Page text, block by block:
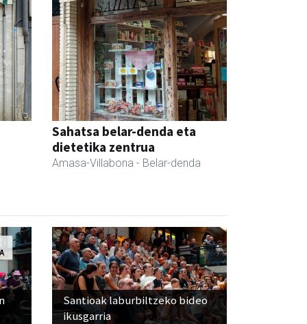
Sahatsa belar-denda eta
dietetika zentrua
Amasa-Villabona - Belar-denda
Santioak laburbiltzeko bideo
ikusgarria